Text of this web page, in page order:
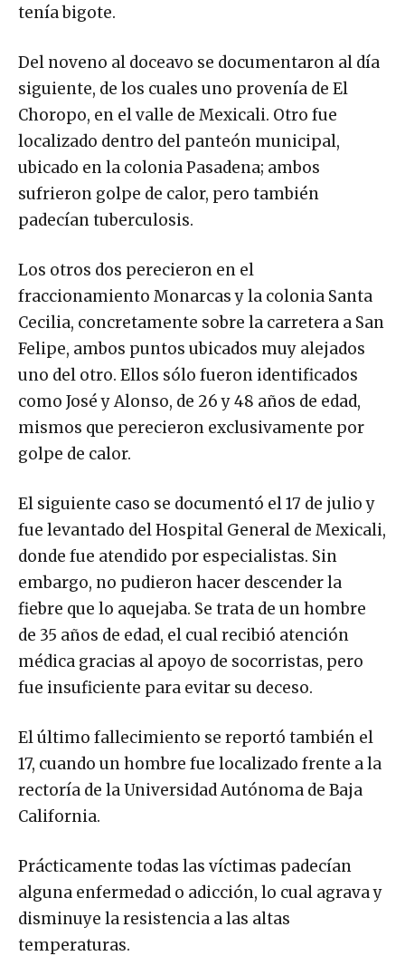
tenía bigote.
Del noveno al doceavo se documentaron al día
siguiente, de los cuales uno provenía de El
Choropo, en el valle de Mexicali. Otro fue
localizado dentro del panteón municipal,
ubicado en la colonia Pasadena; ambos
sufrieron golpe de calor, pero también
padecían tuberculosis.
Los otros dos perecieron en el
fraccionamiento Monarcas y la colonia Santa
Cecilia, concretamente sobre la carretera a San
Felipe, ambos puntos ubicados muy alejados
uno del otro. Ellos sólo fueron identificados
como José y Alonso, de 26 y 48 años de edad,
mismos que perecieron exclusivamente por
golpe de calor.
El siguiente caso se documentó el 17 de julio y
fue levantado del Hospital General de Mexicali,
donde fue atendido por especialistas. Sin
embargo, no pudieron hacer descender la
fiebre que lo aquejaba. Se trata de un hombre
de 35 años de edad, el cual recibió atención
médica gracias al apoyo de socorristas, pero
fue insuficiente para evitar su deceso.
El último fallecimiento se reportó también el
17, cuando un hombre fue localizado frente a la
rectoría de la Universidad Autónoma de Baja
California.
Prácticamente todas las víctimas padecían
alguna enfermedad o adicción, lo cual agrava y
disminuye la resistencia a las altas
temperaturas.